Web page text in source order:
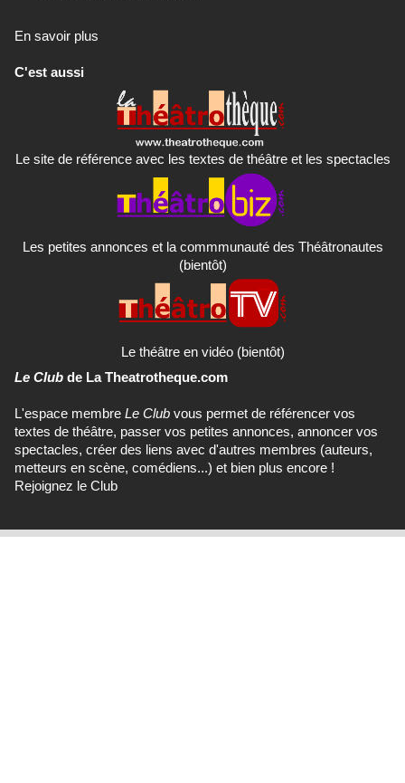
En savoir plus
C'est aussi
Le site de référence avec les textes de théâtre et les spectacles
Les petites annonces et la commmunauté des Théâtronautes
(bientôt)
Le théâtre en vidéo (bientôt)
Le Club de La Theatrotheque.com
L'espace membre Le Club vous permet de référencer vos
textes de théâtre, passer vos petites annonces, annoncer vos
spectacles, créer des liens avec d'autres membres (auteurs,
metteurs en scène, comédiens...) et bien plus encore !
Rejoignez le Club